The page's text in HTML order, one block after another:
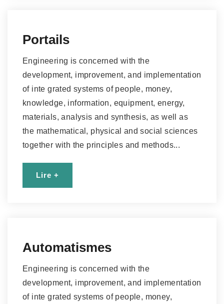
Portails
Engineering is concerned with the
development, improvement, and implementation
of inte grated systems of people, money,
knowledge, information, equipment, energy,
materials, analysis and synthesis, as well as
the mathematical, physical and social sciences
together with the principles and methods...
Lire +
Automatismes
Engineering is concerned with the
development, improvement, and implementation
of inte grated systems of people, money,